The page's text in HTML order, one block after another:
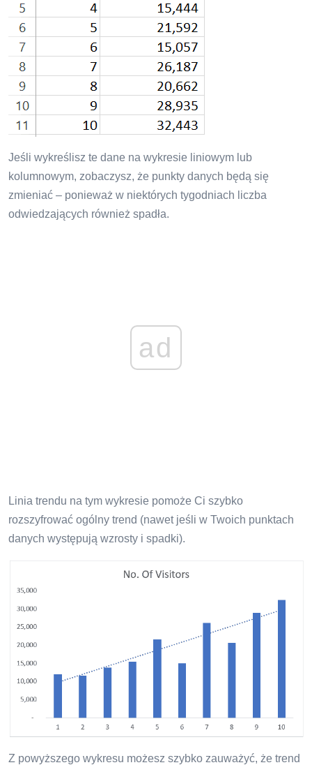
Jeśli wykreślisz te dane na wykresie liniowym lub
kolumnowym, zobaczysz, że punkty danych będą się
zmieniać – ponieważ w niektórych tygodniach liczba
odwiedzających również spadła.
ad
Linia trendu na tym wykresie pomoże Ci szybko
rozszyfrować ogólny trend (nawet jeśli w Twoich punktach
danych występują wzrosty i spadki).
Z powyższego wykresu możesz szybko zauważyć, że trend